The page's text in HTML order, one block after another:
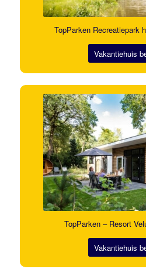
TopParken Recreatiepark
Vakantiehuis
TopParken – Resort
Vakantiehuis